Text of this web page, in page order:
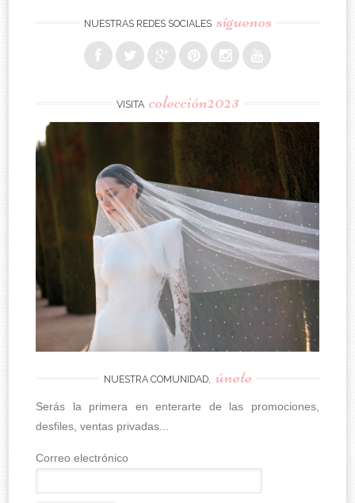
NUESTRAS REDES SOCIALES síguenos
VISITA colección2023
NUESTRA COMUNIDAD, únete
Serás la primera en enterarte de las promociones,
desfiles, ventas privadas...
Correo electrónico